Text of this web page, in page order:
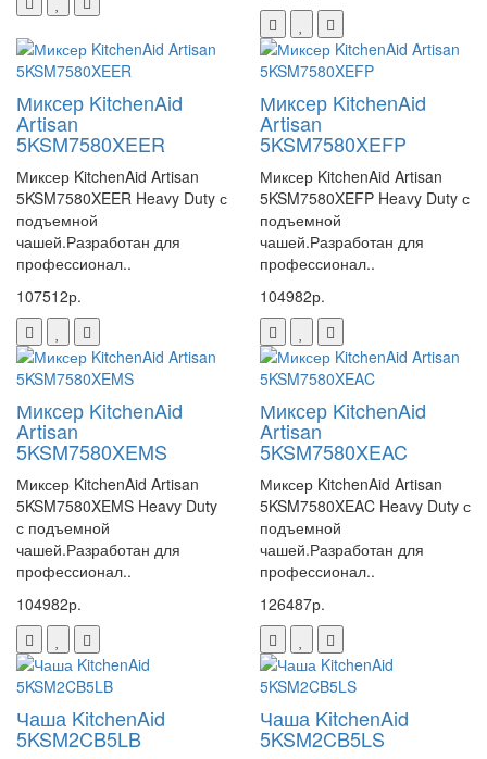
Миксер KitchenAid
Artisan
5KSM7580XEER
Миксер KitchenAid Artisan
5KSM7580XEER Heavy Duty с
подъемной
чашей.Разработан для
профессионал..
107512р.
Миксер KitchenAid
Artisan
5KSM7580XEFP
Миксер KitchenAid Artisan
5KSM7580XEFP Heavy Duty с
подъемной
чашей.Разработан для
профессионал..
104982р.
Миксер KitchenAid
Artisan
5KSM7580XEMS
Миксер KitchenAid Artisan
5KSM7580XEMS Heavy Duty
с подъемной
чашей.Разработан для
профессионал..
104982р.
Миксер KitchenAid
Artisan
5KSM7580XEAC
Миксер KitchenAid Artisan
5KSM7580XEAC Heavy Duty с
подъемной
чашей.Разработан для
профессионал..
126487р.
Чаша KitchenAid
5KSM2CB5LB
Чаша KitchenAid
5KSM2CB5LS